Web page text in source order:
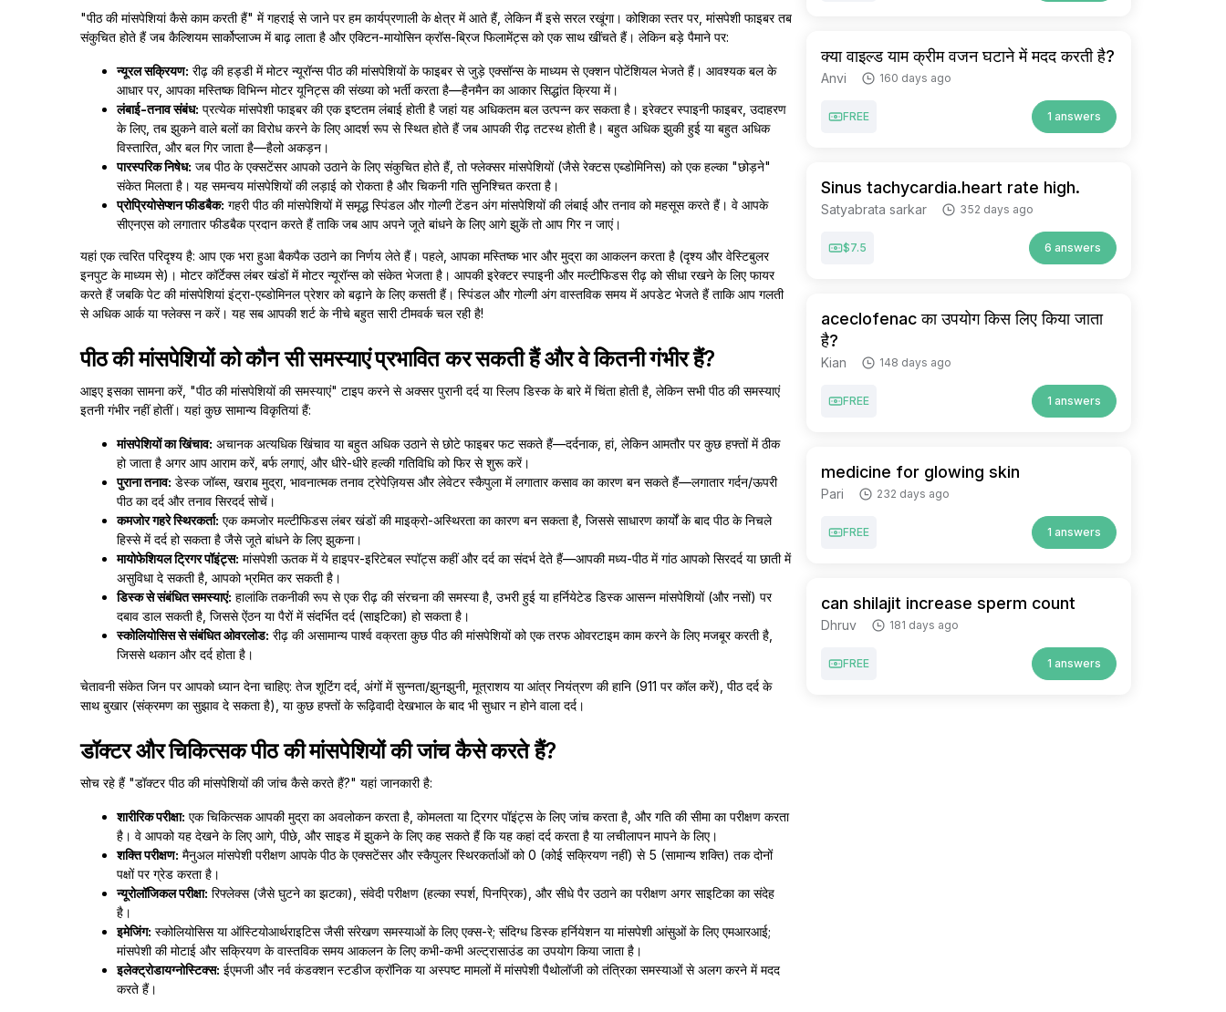
"पीठ की मांसपेशियां कैसे काम करती हैं" में गहराई से जाने पर हम कार्यप्रणाली के क्षेत्र में आते हैं, लेकिन मैं इसे सरल रखूंगा। कोशिका स्तर पर, मांसपेशी फाइबर तब
संकुचित होते हैं जब कैल्शियम सार्कोप्लाज्म में बाढ़ लाता है और एक्टिन-मायोसिन क्रॉस-ब्रिज फिलामेंट्स को एक साथ खींचते हैं। लेकिन बड़े पैमाने पर:
न्यूरल सक्रियण: रीढ़ की हड्डी में मोटर न्यूरॉन्स पीठ की मांसपेशियों के फाइबर से जुड़े एक्सॉन्स के माध्यम से एक्शन पोटेंशियल भेजते हैं। आवश्यक बल के
आधार पर, आपका मस्तिष्क विभिन्न मोटर यूनिट्स की संख्या को भर्ती करता है—हैनमैन का आकार सिद्धांत क्रिया में।
लंबाई-तनाव संबंध: प्रत्येक मांसपेशी फाइबर की एक इष्टतम लंबाई होती है जहां यह अधिकतम बल उत्पन्न कर सकता है। इरेक्टर स्पाइनी फाइबर, उदाहरण
के लिए, तब झुकने वाले बलों का विरोध करने के लिए आदर्श रूप से स्थित होते हैं जब आपकी रीढ़ तटस्थ होती है। बहुत अधिक झुकी हुई या बहुत अधिक
विस्तारित, और बल गिर जाता है—हैलो अकड़न।
पारस्परिक निषेध: जब पीठ के एक्सटेंसर आपको उठाने के लिए संकुचित होते हैं, तो फ्लेक्सर मांसपेशियों (जैसे रेक्टस एब्डोमिनिस) को एक हल्का "छोड़ने"
संकेत मिलता है। यह समन्वय मांसपेशियों की लड़ाई को रोकता है और चिकनी गति सुनिश्चित करता है।
प्रोप्रियोसेप्शन फीडबैक: गहरी पीठ की मांसपेशियों में समृद्ध स्पिंडल और गोल्गी टेंडन अंग मांसपेशियों की लंबाई और तनाव को महसूस करते हैं। वे आपके
सीएनएस को लगातार फीडबैक प्रदान करते हैं ताकि जब आप अपने जूते बांधने के लिए आगे झुकें तो आप गिर न जाएं।
यहां एक त्वरित परिदृश्य है: आप एक भरा हुआ बैकपैक उठाने का निर्णय लेते हैं। पहले, आपका मस्तिष्क भार और मुद्रा का आकलन करता है (दृश्य और वेस्टिबुलर
इनपुट के माध्यम से)। मोटर कॉर्टेक्स लंबर खंडों में मोटर न्यूरॉन्स को संकेत भेजता है। आपकी इरेक्टर स्पाइनी और मल्टीफिडस रीढ़ को सीधा रखने के लिए फायर
करते हैं जबकि पेट की मांसपेशियां इंट्रा-एब्डोमिनल प्रेशर को बढ़ाने के लिए कसती हैं। स्पिंडल और गोल्गी अंग वास्तविक समय में अपडेट भेजते हैं ताकि आप गलती
से अधिक आर्क या फ्लेक्स न करें। यह सब आपकी शर्ट के नीचे बहुत सारी टीमवर्क चल रही है!
पीठ की मांसपेशियों को कौन सी समस्याएं प्रभावित कर सकती हैं और वे कितनी गंभीर हैं?
आइए इसका सामना करें, "पीठ की मांसपेशियों की समस्याएं" टाइप करने से अक्सर पुरानी दर्द या स्लिप डिस्क के बारे में चिंता होती है, लेकिन सभी पीठ की समस्याएं
इतनी गंभीर नहीं होतीं। यहां कुछ सामान्य विकृतियां हैं:
मांसपेशियों का खिंचाव: अचानक अत्यधिक खिंचाव या बहुत अधिक उठाने से छोटे फाइबर फट सकते हैं—दर्दनाक, हां, लेकिन आमतौर पर कुछ हफ्तों में ठीक
हो जाता है अगर आप आराम करें, बर्फ लगाएं, और धीरे-धीरे हल्की गतिविधि को फिर से शुरू करें।
पुराना तनाव: डेस्क जॉब्स, खराब मुद्रा, भावनात्मक तनाव ट्रेपेज़ियस और लेवेटर स्कैपुला में लगातार कसाव का कारण बन सकते हैं—लगातार गर्दन/ऊपरी
पीठ का दर्द और तनाव सिरदर्द सोचें।
कमजोर गहरे स्थिरकर्ता: एक कमजोर मल्टीफिडस लंबर खंडों की माइक्रो-अस्थिरता का कारण बन सकता है, जिससे साधारण कार्यों के बाद पीठ के निचले
हिस्से में दर्द हो सकता है जैसे जूते बांधने के लिए झुकना।
मायोफेशियल ट्रिगर पॉइंट्स: मांसपेशी ऊतक में ये हाइपर-इरिटेबल स्पॉट्स कहीं और दर्द का संदर्भ देते हैं—आपकी मध्य-पीठ में गांठ आपको सिरदर्द या छाती में
असुविधा दे सकती है, आपको भ्रमित कर सकती है।
डिस्क से संबंधित समस्याएं: हालांकि तकनीकी रूप से एक रीढ़ की संरचना की समस्या है, उभरी हुई या हर्नियेटेड डिस्क आसन्न मांसपेशियों (और नसों) पर
दबाव डाल सकती है, जिससे ऐंठन या पैरों में संदर्भित दर्द (साइटिका) हो सकता है।
स्कोलियोसिस से संबंधित ओवरलोड: रीढ़ की असामान्य पार्श्व वक्रता कुछ पीठ की मांसपेशियों को एक तरफ ओवरटाइम काम करने के लिए मजबूर करती है,
जिससे थकान और दर्द होता है।
चेतावनी संकेत जिन पर आपको ध्यान देना चाहिए: तेज शूटिंग दर्द, अंगों में सुन्नता/झुनझुनी, मूत्राशय या आंत्र नियंत्रण की हानि (911 पर कॉल करें), पीठ दर्द के
साथ बुखार (संक्रमण का सुझाव दे सकता है), या कुछ हफ्तों के रूढ़िवादी देखभाल के बाद भी सुधार न होने वाला दर्द।
डॉक्टर और चिकित्सक पीठ की मांसपेशियों की जांच कैसे करते हैं?
सोच रहे हैं "डॉक्टर पीठ की मांसपेशियों की जांच कैसे करते हैं?" यहां जानकारी है:
शारीरिक परीक्षा: एक चिकित्सक आपकी मुद्रा का अवलोकन करता है, कोमलता या ट्रिगर पॉइंट्स के लिए जांच करता है, और गति की सीमा का परीक्षण करता
है। वे आपको यह देखने के लिए आगे, पीछे, और साइड में झुकने के लिए कह सकते हैं कि यह कहां दर्द करता है या लचीलापन मापने के लिए।
शक्ति परीक्षण: मैनुअल मांसपेशी परीक्षण आपके पीठ के एक्सटेंसर और स्कैपुलर स्थिरकर्ताओं को 0 (कोई सक्रियण नहीं) से 5 (सामान्य शक्ति) तक दोनों
पक्षों पर ग्रेड करता है।
न्यूरोलॉजिकल परीक्षा: रिफ्लेक्स (जैसे घुटने का झटका), संवेदी परीक्षण (हल्का स्पर्श, पिनप्रिक), और सीधे पैर उठाने का परीक्षण अगर साइटिका का संदेह
है।
इमेजिंग: स्कोलियोसिस या ऑस्टियोआर्थराइटिस जैसी संरेखण समस्याओं के लिए एक्स-रे; संदिग्ध डिस्क हर्नियेशन या मांसपेशी आंसुओं के लिए एमआरआई;
मांसपेशी की मोटाई और सक्रियण के वास्तविक समय आकलन के लिए कभी-कभी अल्ट्रासाउंड का उपयोग किया जाता है।
इलेक्ट्रोडायग्नोस्टिक्स: ईएमजी और नर्व कंडक्शन स्टडीज क्रॉनिक या अस्पष्ट मामलों में मांसपेशी पैथोलॉजी को तंत्रिका समस्याओं से अलग करने में मदद
करते हैं।
क्या वाइल्ड याम क्रीम वजन घटाने में मदद करती है?
Anvi 160 days ago
FREE 1 answers
Sinus tachycardia.heart rate high.
Satyabrata sarkar 352 days ago
$7.5 6 answers
aceclofenac का उपयोग किस लिए किया जाता
है?
Kian 148 days ago
FREE 1 answers
medicine for glowing skin
Pari 232 days ago
FREE 1 answers
can shilajit increase sperm count
Dhruv 181 days ago
FREE 1 answers